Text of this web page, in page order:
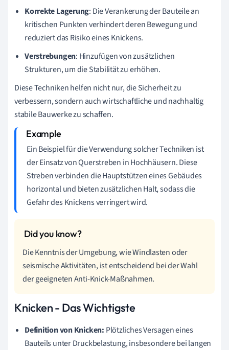
Korrekte Lagerung: Die Verankerung der Bauteile an
kritischen Punkten verhindert deren Bewegung und
reduziert das Risiko eines Knickens.
Verstrebungen: Hinzufügen von zusätzlichen
Strukturen, um die Stabilität zu erhöhen.
Diese Techniken helfen nicht nur, die Sicherheit zu
verbessern, sondern auch wirtschaftliche und nachhaltig
stabile Bauwerke zu schaffen.
Ein Beispiel für die Verwendung solcher Techniken ist
der Einsatz von Querstreben in Hochhäusern. Diese
Streben verbinden die Hauptstützen eines Gebäudes
horizontal und bieten zusätzlichen Halt, sodass die
Gefahr des Knickens verringert wird.
Die Kenntnis der Umgebung, wie Windlasten oder
seismische Aktivitäten, ist entscheidend bei der Wahl
der geeigneten Anti-Knick-Maßnahmen.
Knicken - Das Wichtigste
Definition von Knicken: Plötzliches Versagen eines
Bauteils unter Druckbelastung, insbesondere bei langen